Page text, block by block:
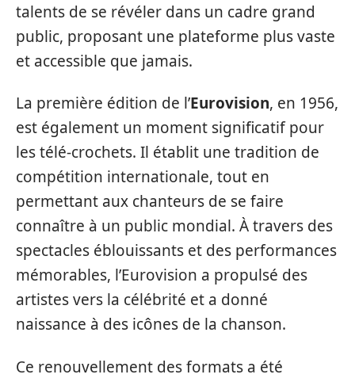
talents de se révéler dans un cadre grand
public, proposant une plateforme plus vaste
et accessible que jamais.
La première édition de l’Eurovision, en 1956,
est également un moment significatif pour
les télé-crochets. Il établit une tradition de
compétition internationale, tout en
permettant aux chanteurs de se faire
connaître à un public mondial. À travers des
spectacles éblouissants et des performances
mémorables, l’Eurovision a propulsé des
artistes vers la célébrité et a donné
naissance à des icônes de la chanson.
Ce renouvellement des formats a été